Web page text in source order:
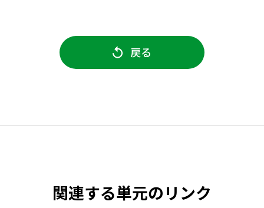
戻る
関連する単元のリンク